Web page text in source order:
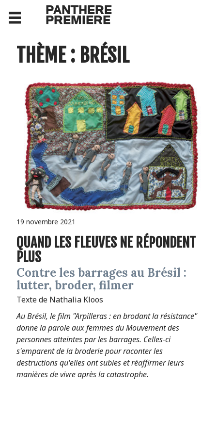
PANTHERE
PREMIERE
THÈME : BRÉSIL
19 novembre 2021
QUAND LES FLEUVES NE RÉPONDENT
PLUS
Contre les barrages au Brésil :
lutter, broder, filmer
Texte de Nathalia Kloos
Au Brésil, le film "Arpilleras : en brodant la résistance"
donne la parole aux femmes du Mouvement des
personnes atteintes par les barrages. Celles-ci
s'emparent de la broderie pour raconter les
destructions qu'elles ont subies et réaffirmer leurs
manières de vivre après la catastrophe.